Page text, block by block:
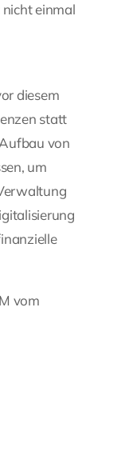
einmal
diesem
statt
von
um
vom